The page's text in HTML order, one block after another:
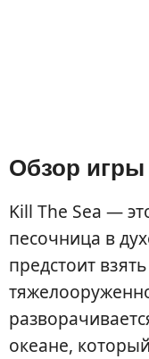
Обзор игры
Kill The Sea —
песочница в
предстоит
океане,